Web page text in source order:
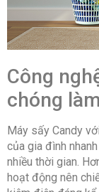
Công
chóng
Máy sấy Candy
của gia đình
nhiều thời gian.
hoạt động nên